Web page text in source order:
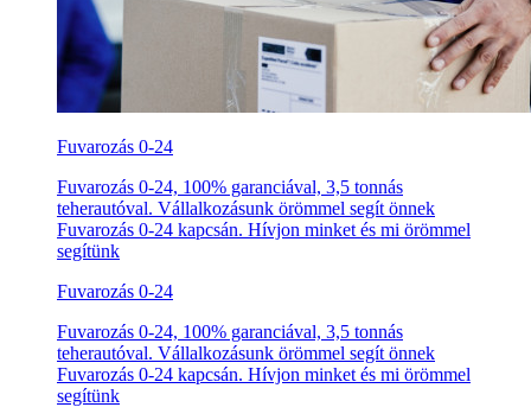
Fuvarozás 0-24
Fuvarozás 0-24, 100% garanciával, 3,5 tonnás
teherautóval. Vállalkozásunk örömmel segít önnek
Fuvarozás 0-24 kapcsán. Hívjon minket és mi örömmel
segítünk
Fuvarozás 0-24
Fuvarozás 0-24, 100% garanciával, 3,5 tonnás
teherautóval. Vállalkozásunk örömmel segít önnek
Fuvarozás 0-24 kapcsán. Hívjon minket és mi örömmel
segítünk